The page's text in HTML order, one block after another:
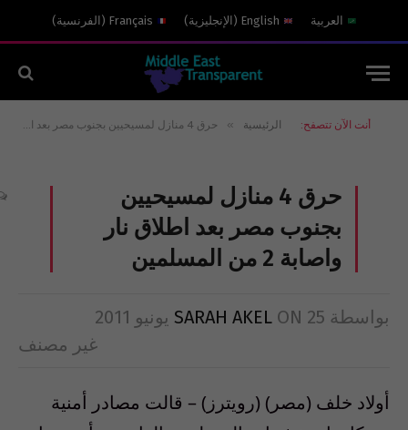
العربية English
( الإنجليزية)
Français
( الفرنسية)
أنت الآن تتصفح: الرئيسية » حرق 4 منازل لمسيحيين بجنوب مصر بعد اطلاق نار واصابة 2 من المسلمين
حرق 4 منازل لمسيحيين
بجنوب مصر بعد اطلاق نار
واصابة 2 من المسلمين
بواسطة SARAH AKEL ON 25 يونيو 2011
غير مصنف
أولاد خلف (مصر) (رويترز) – قالت مصادر أمنية